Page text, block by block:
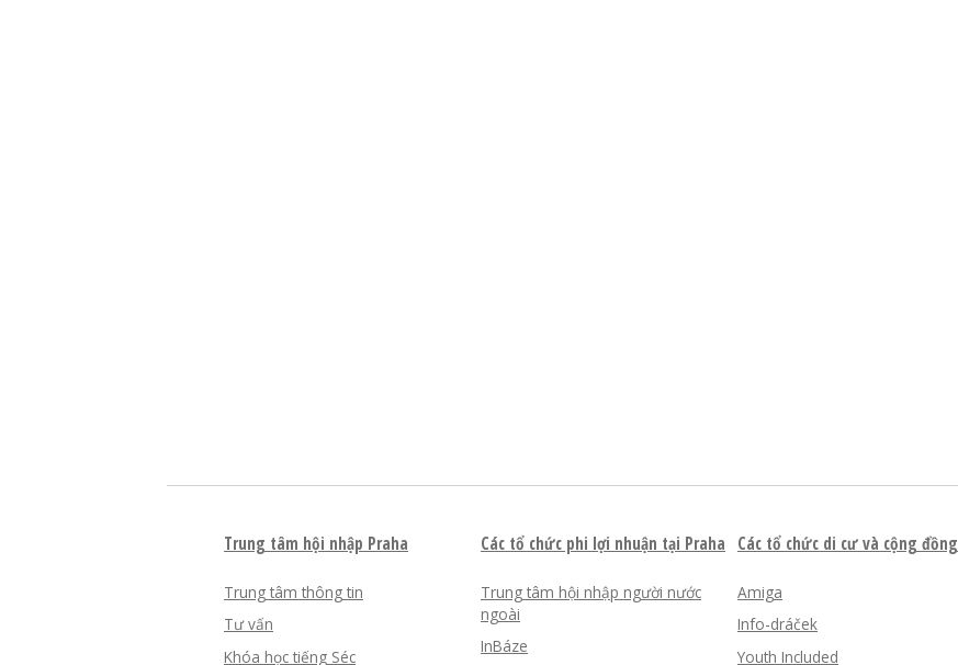
Trung tâm hội nhập Praha
Trung tâm thông tin
Tư vấn
Khóa học tiếng Séc
Các tổ chức phi lợi nhuận tại Praha
Trung tâm hội nhập người nước
ngoài
InBáze
Các tổ chức di cư và cộng đồng
Amiga
Info-dráček
Youth Included